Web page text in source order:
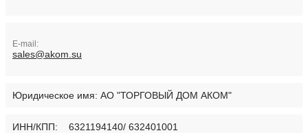
Юридическое имя: АО "ТОРГОВЫЙ ДОМ АКОМ"
ИНН/КПП: 6321194140/ 632401001
E-mail:
sales@akom.su